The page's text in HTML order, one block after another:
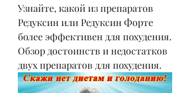
Узнайте, какой из препаратов
Редуксин или Редуксин Форте
более эффективен для похудения.
Обзор достоинств и недостатков
двух препаратов для похудения.